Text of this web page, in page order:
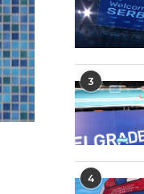
3
4